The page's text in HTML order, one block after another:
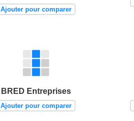
Ajouter pour comparer
BRED Entreprises
Ajouter pour comparer